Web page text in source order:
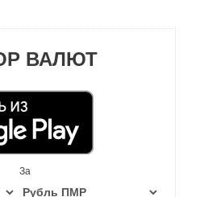
ВАЛЮТ
За